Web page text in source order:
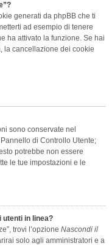
generati da phpBB che ti
ad esempio di tenere
ha attivato la funzione. Se hai
la cancellazione dei cookie
sono conservate nel
di Controllo Utente;
potrebbe non essere
le tue impostazioni e le
utenti in linea?
trovi l’opzione Nascondi il
solo agli amministratori e a